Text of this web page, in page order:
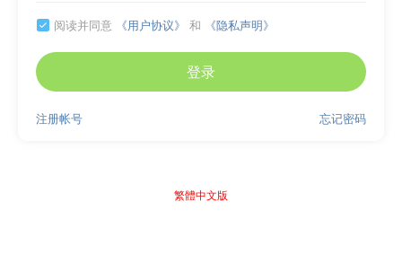
 阅读并同意 《用户协议》 和 《隐私声明》
登录
忘记密码
注册帐号
繁體中文版